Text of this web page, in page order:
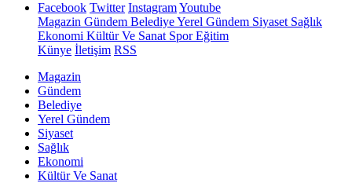
Facebook Twitter InstagramYoutube
Magazin Gündem BelediyeYerel Gündem Siyaset Sağlık
Ekonomi Kültür Ve Sanat SporEğitim
Künye İletişim RSS
Magazin
Gündem
Belediye
Yerel Gündem
Siyaset
Sağlık
Ekonomi
Kültür Ve Sanat